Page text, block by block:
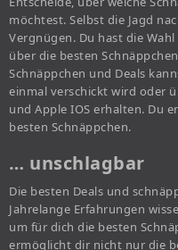
möchtest. Selbst die Jagd
Vergnügen. Du hast die
über die besten
Schnäppchen und Deals
einmal verschickt wird oder
und Apple IOS erhalten. Du
besten Schnäppchen.
… unschlagbar
Die besten Deals und
Jahrelange Erfahrungen
um für dich die besten
ermöglicht dir nicht nur die